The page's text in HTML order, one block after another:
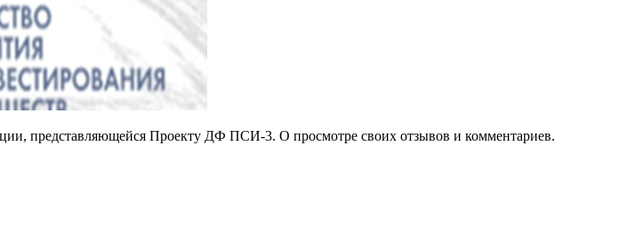
представляющейся Проекту ДФ ПСИ-3. О просмотре своих отзывов и комментариев.